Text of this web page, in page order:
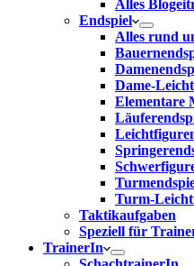
Alles
Endspiel
Alles rund
Dame-
Elementare
Turm-
Taktikaufgaben
Speziell für
TrainerIn